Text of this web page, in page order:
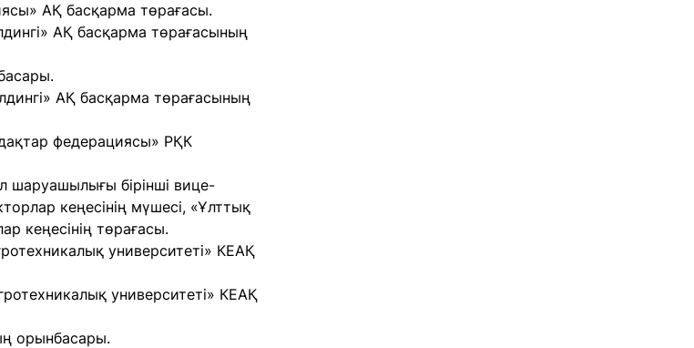
АҚ басқарма төрағасы.
АҚ басқарма төрағасының
АҚ басқарма төрағасының
федерациясы» РҚК
шаруашылығы бірінші вице-
кеңесінің мүшесі, «Ұлттық
кеңесінің төрағасы.
университеті» КЕАҚ
университеті» КЕАҚ
орынбасары.